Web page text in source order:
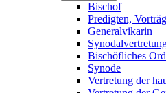
Bischof
Predigten,
Generalvikarin
Bischöfliches
Synode
Vertretung der